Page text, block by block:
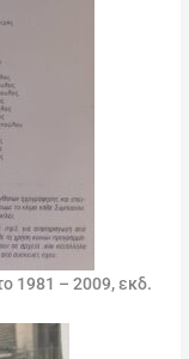
1981 – 2009, εκδ.